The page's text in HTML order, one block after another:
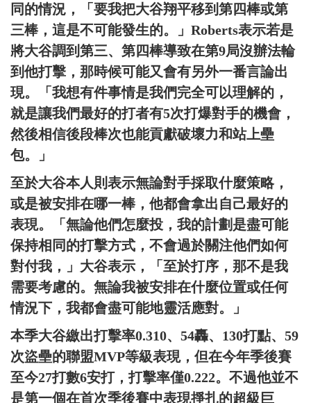
同的情況，「要我把大谷翔平移到第四棒或第
三棒，這是不可能發生的。」Roberts表示若是
將大谷調到第三、第四棒導致在第9局沒辦法輪
到他打擊，那時候可能又會有另外一番言論出
現。「我想有件事情是我們完全可以理解的，
就是讓我們最好的打者有5次打爆對手的機會，
然後相信後段棒次也能貢獻破壞力和站上壘
包。」
至於大谷本人則表示無論對手採取什麼策略，
或是被安排在哪一棒，他都會拿出自己最好的
表現。「無論他們怎麼投，我的計劃是盡可能
保持相同的打擊方式，不會過於關注他們如何
對付我，」大谷表示，「至於打序，那不是我
需要考慮的。無論我被安排在什麼位置或任何
情況下，我都會盡可能地靈活應對。」
本季大谷繳出打擊率0.310、54轟、130打點、59
次盜壘的聯盟MVP等級表現，但在今年季後賽
至今27打數6安打，打擊率僅0.222。不過他並不
是第一個在首次季後賽中表現掙扎的超級巨